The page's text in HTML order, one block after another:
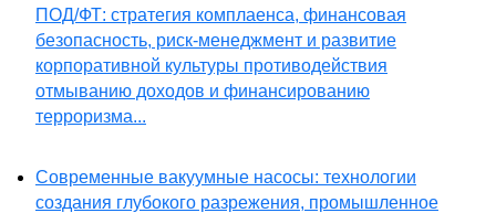
ПОД/ФТ: стратегия комплаенса, финансовая
безопасность, риск-менеджмент и развитие
корпоративной культуры противодействия
отмыванию доходов и финансированию
терроризма...
Современные вакуумные насосы: технологии
создания глубокого разрежения, промышленное